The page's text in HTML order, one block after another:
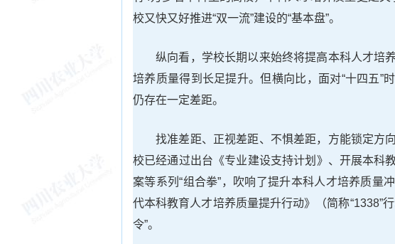
校又快又好推进“双一流”建设的“基本盘”。
纵向看，学校长期以来始终将提高本科人才培
培养质量得到长足提升。但横向比，面对“十四五”
仍存在一定差距。
找准差距、正视差距、不惧差距，方能锁定方
校已经通过出台《专业建设支持计划》、开展本科
案等系列“组合拳”，吹响了提升本科人才培养质量
代本科教育人才培养质量提升行动》（简称“1338”
令”。